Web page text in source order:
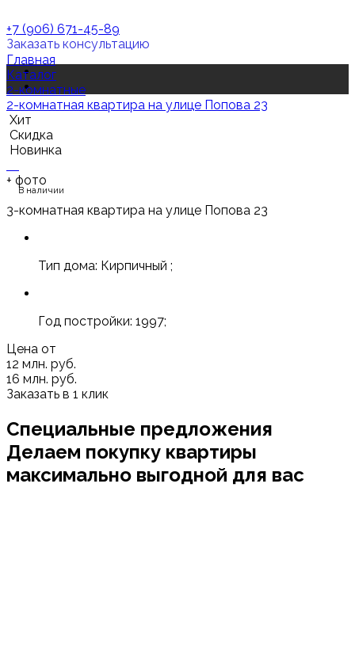
+7 (906) 671-45-89
Заказать консультацию
Главная
Каталог
2-комнатные
2-комнатная квартира на улице Попова 23
Хит
Скидка
Новинка
+ фото
В наличии
3-комнатная квартира на улице Попова 23
Тип дома: Кирпичный ;
Год постройки: 1997;
Цена от
12 млн. руб.
16 млн. руб.
Заказать в 1 клик
Специальные предложения
Делаем покупку квартиры
максимально выгодной для вас